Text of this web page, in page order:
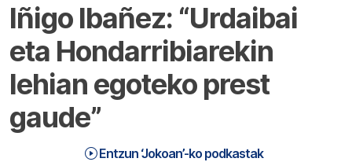
Iñigo Ibañez: “Urdaibai
eta Hondarribiarekin
lehian egoteko prest
gaude”
Entzun ‘Jokoan’-ko podkastak